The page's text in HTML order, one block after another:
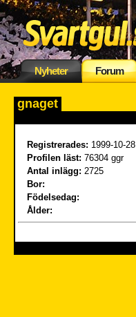
Nyheter Forum
gnaget
Registrerades: 1999-10-28
Profilen läst: 76304 ggr
Antal inlägg: 2725
Bor:
Födelsedag:
Ålder: